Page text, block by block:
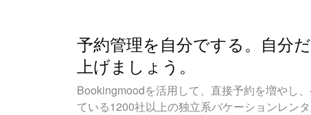
予約管理を自分でする。自分
上げましょう。
Bookingmoodを活用して、直接予約を増やし
ている1200社以上の独立系バケーションレン